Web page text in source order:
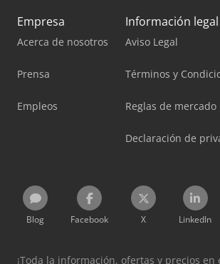
Empresa
Acerca de nosotros
Prensa
Empleos
Información legal
Aviso Legal
Términos y
Reglas de mercado
Declaración de
Blog Facebook X LinkedIn
¡Toda la información, ofertas y precios en